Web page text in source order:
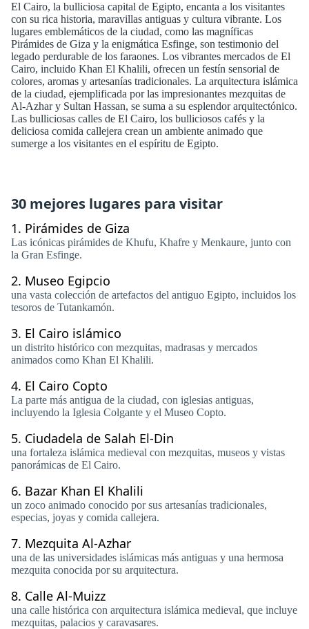
El Cairo, la bulliciosa capital de Egipto, encanta a los visitantes
con su rica historia, maravillas antiguas y cultura vibrante. Los
lugares emblemáticos de la ciudad, como las magníficas
Pirámides de Giza y la enigmática Esfinge, son testimonio del
legado perdurable de los faraones. Los vibrantes mercados de El
Cairo, incluido Khan El Khalili, ofrecen un festín sensorial de
colores, aromas y artesanías tradicionales. La arquitectura islámica
de la ciudad, ejemplificada por las impresionantes mezquitas de
Al-Azhar y Sultan Hassan, se suma a su esplendor arquitectónico.
Las bulliciosas calles de El Cairo, los bulliciosos cafés y la
deliciosa comida callejera crean un ambiente animado que
sumerge a los visitantes en el espíritu de Egipto.
30 mejores lugares para visitar
1. Pirámides de Giza
Las icónicas pirámides de Khufu, Khafre y Menkaure, junto con
la Gran Esfinge.
2. Museo Egipcio
una vasta colección de artefactos del antiguo Egipto, incluidos los
tesoros de Tutankamón.
3. El Cairo islámico
un distrito histórico con mezquitas, madrasas y mercados
animados como Khan El Khalili.
4. El Cairo Copto
La parte más antigua de la ciudad, con iglesias antiguas,
incluyendo la Iglesia Colgante y el Museo Copto.
5. Ciudadela de Salah El-Din
una fortaleza islámica medieval con mezquitas, museos y vistas
panorámicas de El Cairo.
6. Bazar Khan El Khalili
un zoco animado conocido por sus artesanías tradicionales,
especias, joyas y comida callejera.
7. Mezquita Al-Azhar
una de las universidades islámicas más antiguas y una hermosa
mezquita conocida por su arquitectura.
8. Calle Al-Muizz
una calle histórica con arquitectura islámica medieval, que incluye
mezquitas, palacios y caravasares.